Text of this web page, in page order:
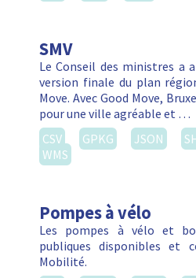
SMV
Le Conseil des ministres a
version finale du plan
Move. Avec Good Move,
pour une ville agréable et …
CSV
GPKG JSON
WMS
Pompes à vélo
Les pompes à vélo et
publiques disponibles et
Mobilité.